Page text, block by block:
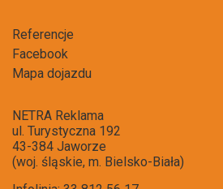
Referencje
Facebook
Mapa dojazdu
NETRA Reklama
ul. Turystyczna 192
43-384 Jaworze
(woj. śląskie, m. Bielsko-Biała)